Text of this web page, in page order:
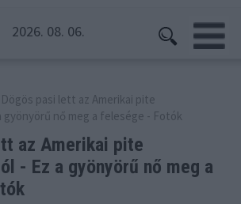
2026. 08. 06.
Dögös pasi lett az Amerikai pite
gyönyörű nő meg a felesége - Fotók
az Amerikai pite
- Ez a gyönyörű nő meg a